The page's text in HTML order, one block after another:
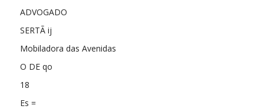
ADVOGADO
SERTÃ ij
Mobiladora das Avenidas
O DE qo
18
Es =